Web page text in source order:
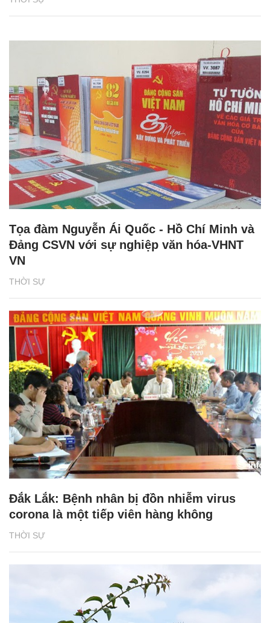
THỜI SỰ
Tọa đàm Nguyễn Ái Quốc - Hồ Chí Minh và
Đảng CSVN với sự nghiệp văn hóa-VHNT
VN
THỜI SỰ
Đắk Lắk: Bệnh nhân bị đồn nhiễm virus
corona là một tiếp viên hàng không